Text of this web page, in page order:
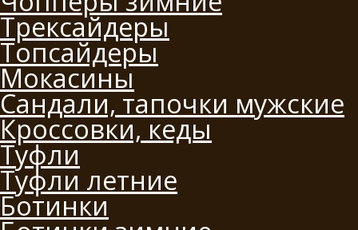
Трексайдеры
Топсайдеры
Мокасины
Сандали, тапочки мужские
Кроссовки, кеды
Туфли
Туфли летние
Ботинки